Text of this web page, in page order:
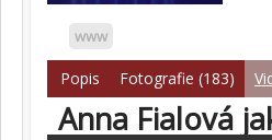
www
Popis Fotografie (183)
Anna Fialová